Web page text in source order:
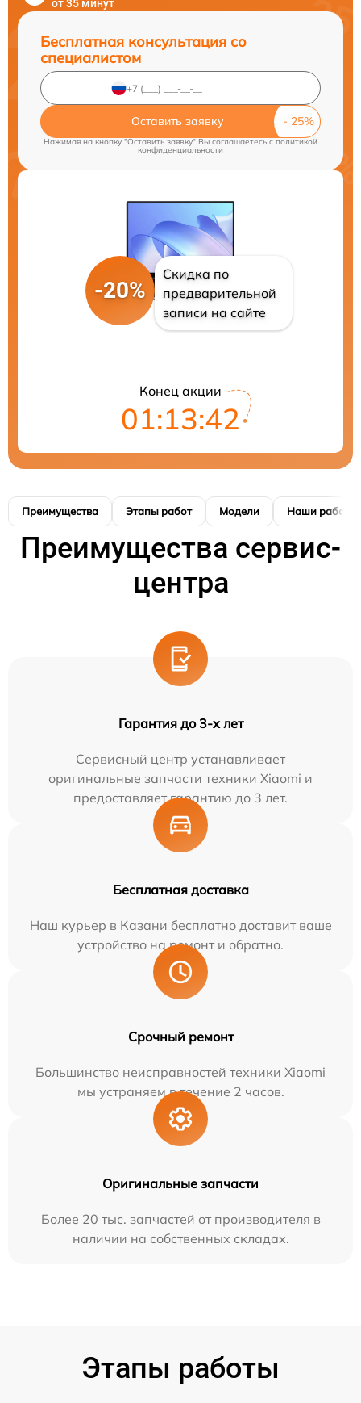
от 35 минут
Бесплатная консультация со
специалистом
Оставить заявку
Нажимая на кнопку "Оставить заявку" Вы соглашаетесь cполитикой
конфиденциальности
-20%
Скидка по
предварительной
записи на сайте
Конец акции
01:13:41
Преимущества Этапы работ Модели Наши работы
Преимущества сервис-
центра
Гарантия до 3-х лет
Сервисный центр устанавливает
оригинальные запчасти техники Xiaomi и
предоставляет гарантию до 3 лет.
Бесплатная доставка
Наш курьер в Казани бесплатно доставит ваше
устройство на ремонт и обратно.
Срочный ремонт
Большинство неисправностей техники Xiaomi
мы устраняем в течение 2 часов.
Оригинальные запчасти
Более 20 тыс. запчастей от производителя в
наличии на собственных складах.
Этапы работы